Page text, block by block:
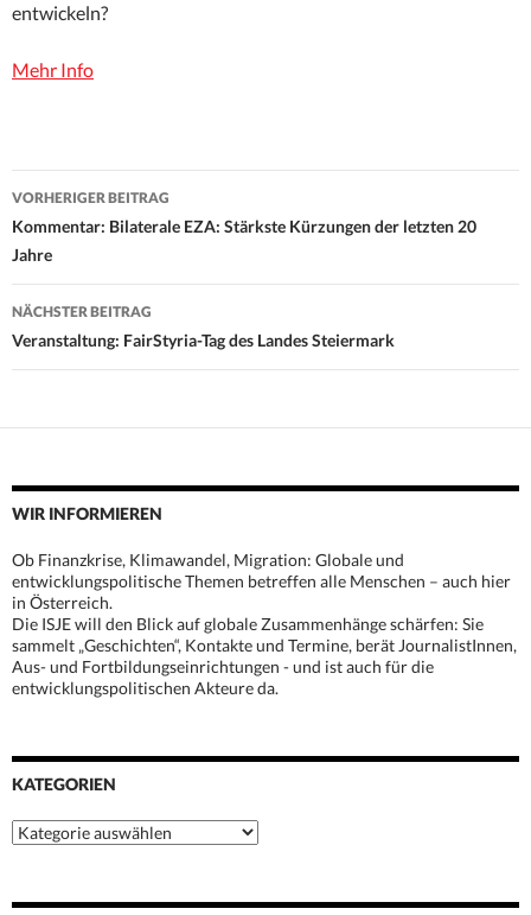
entwickeln?
Mehr Info
Beitrags-
Navigation
VORHERIGER BEITRAG
Kommentar: Bilaterale EZA: Stärkste Kürzungen der letzten 20
Jahre
NÄCHSTER BEITRAG
Veranstaltung: FairStyria-Tag des Landes Steiermark
WIR INFORMIEREN
Ob Finanzkrise, Klimawandel, Migration: Globale und
entwicklungspolitische Themen betreffen alle Menschen – auch hier
in Österreich.
Die ISJE will den Blick auf globale Zusammenhänge schärfen: Sie
sammelt „Geschichten“, Kontakte und Termine, berät JournalistInnen,
Aus- und Fortbildungseinrichtungen - und ist auch für die
entwicklungspolitischen Akteure da.
KATEGORIEN
Kategorien